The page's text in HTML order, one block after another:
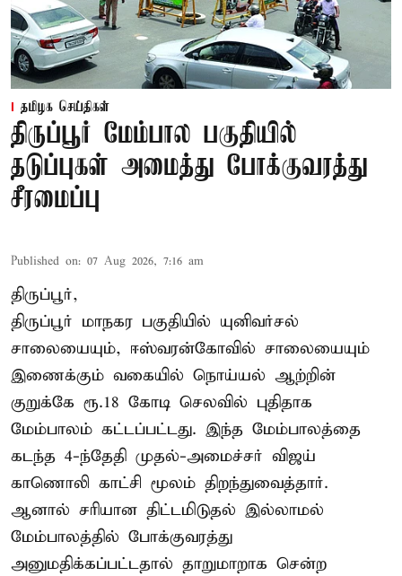
தமிழக செய்திகள்
திருப்பூர் மேம்பால பகுதியில்
தடுப்புகள் அமைத்து போக்குவரத்து
சீரமைப்பு
Published on: 07 Aug 2026, 7:16 am
திருப்பூர்,
திருப்பூர் மாநகர பகுதியில் யுனிவர்சல்
சாலையையும், ஈஸ்வரன்கோவில் சாலையையும்
இணைக்கும் வகையில் நொய்யல் ஆற்றின்
குறுக்கே ரூ.18 கோடி செலவில் புதிதாக
மேம்பாலம் கட்டப்பட்டது. இந்த மேம்பாலத்தை
கடந்த 4-ந்தேதி முதல்-அமைச்சர் விஜய்
காணொலி காட்சி மூலம் திறந்துவைத்தார்.
ஆனால் சரியான திட்டமிடுதல் இல்லாமல்
மேம்பாலத்தில் போக்குவரத்து
அனுமதிக்கப்பட்டதால் தாறுமாறாக சென்ற